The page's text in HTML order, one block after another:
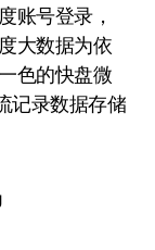
账号登录，
大数据为依
色的快盘微
记录数据存储